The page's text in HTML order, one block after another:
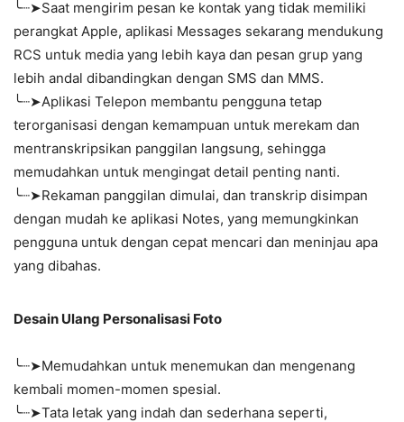
╰┈➤Saat mengirim pesan ke kontak yang tidak memiliki
perangkat Apple, aplikasi Messages sekarang mendukung
RCS untuk media yang lebih kaya dan pesan grup yang
lebih andal dibandingkan dengan SMS dan MMS.
╰┈➤Aplikasi Telepon membantu pengguna tetap
terorganisasi dengan kemampuan untuk merekam dan
mentranskripsikan panggilan langsung, sehingga
memudahkan untuk mengingat detail penting nanti.
╰┈➤Rekaman panggilan dimulai, dan transkrip disimpan
dengan mudah ke aplikasi Notes, yang memungkinkan
pengguna untuk dengan cepat mencari dan meninjau apa
yang dibahas.
Desain Ulang Personalisasi Foto
╰┈➤Memudahkan untuk menemukan dan mengenang
kembali momen-momen spesial.
╰┈➤Tata letak yang indah dan sederhana seperti,